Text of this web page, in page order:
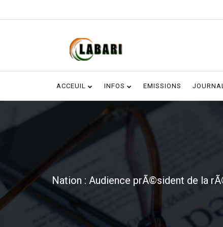
ACCEUIL INFOS EMISSIONS
Nation : Audience prÃ©sident de la